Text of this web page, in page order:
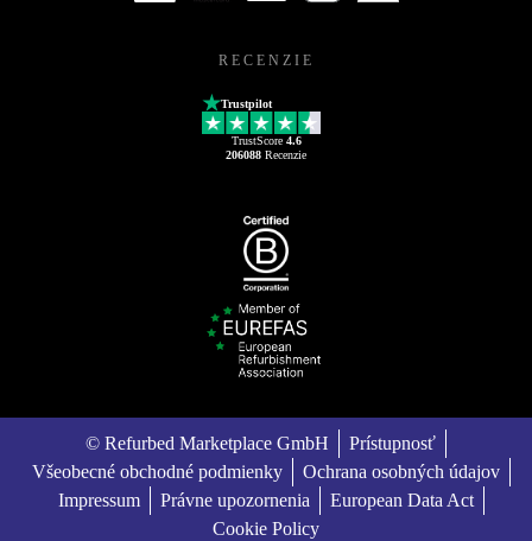
RECENZIE
Trustpilot
TrustScore 4.6
206088 Recenzie
© Refurbed Marketplace GmbH
Prístupnosť
Všeobecné obchodné podmienky
Ochrana osobných údajov
Impressum
Právne upozornenia
European Data Act
Cookie Policy